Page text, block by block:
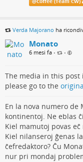
@Coffee (Team CW)
Verda Majorano ha
Monato
6 mesi fa • •
The media in this post
please go to the
En la nova numero de
kontinentoj. Ne eblas
Kiel mamutoj povas
Kiel nilanseroj ĝenas
ĉefredaktoro? Ĉu
nur pri mondaj